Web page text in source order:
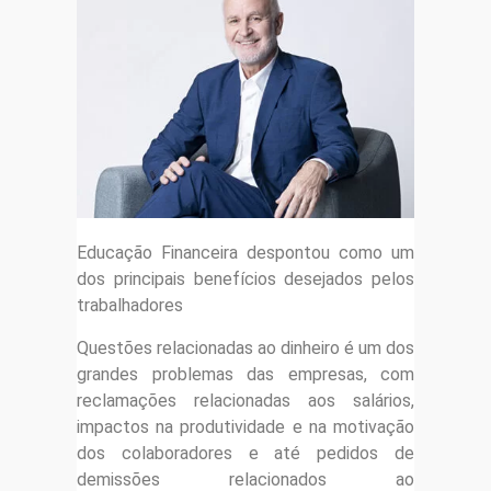
Educação Financeira despontou como um
dos principais benefícios desejados pelos
trabalhadores
Questões relacionadas ao dinheiro é um dos
grandes problemas das empresas, com
reclamações relacionadas aos salários,
impactos na produtividade e na motivação
dos colaboradores e até pedidos de
demissões relacionados ao